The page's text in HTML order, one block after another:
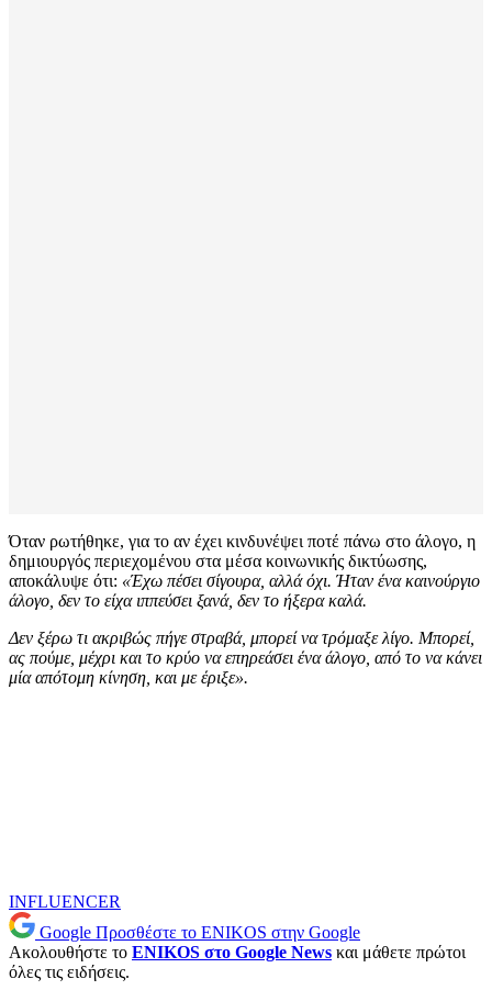
Όταν ρωτήθηκε, για το αν έχει κινδυνέψει ποτέ πάνω στο άλογο, η
δημιουργός περιεχομένου στα μέσα κοινωνικής δικτύωσης,
αποκάλυψε ότι: «Έχω πέσει σίγουρα, αλλά όχι. Ήταν ένα καινούργιο
άλογο, δεν το είχα ιππεύσει ξανά, δεν το ήξερα καλά.
Δεν ξέρω τι ακριβώς πήγε στραβά, μπορεί να τρόμαξε λίγο. Μπορεί,
ας πούμε, μέχρι και το κρύο να επηρεάσει ένα άλογο, από το να κάνει
μία απότομη κίνηση, και με έριξε».
INFLUENCER
Google Προσθέστε το ENIKOS στην Google
Ακολουθήστε το ENIKOS στο Google News και μάθετε πρώτοι
όλες τις ειδήσεις.